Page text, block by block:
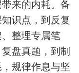
来的内耗。备
识点，到反复
整理专属笔
盘真题，到制
规律作息与坚